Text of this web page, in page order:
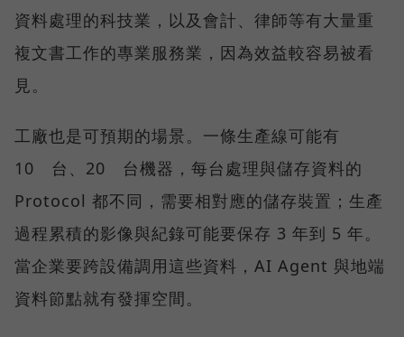
資料處理的科技業，以及會計、律師等有大量重
複文書工作的專業服務業，因為效益較容易被看
見。
工廠也是可預期的場景。一條生產線可能有
10 台、20 台機器，每台處理與儲存資料的
Protocol 都不同，需要相對應的儲存裝置；生產
過程累積的影像與紀錄可能要保存 3 年到 5 年。
當企業要跨設備調用這些資料，AI Agent 與地端
資料節點就有發揮空間。